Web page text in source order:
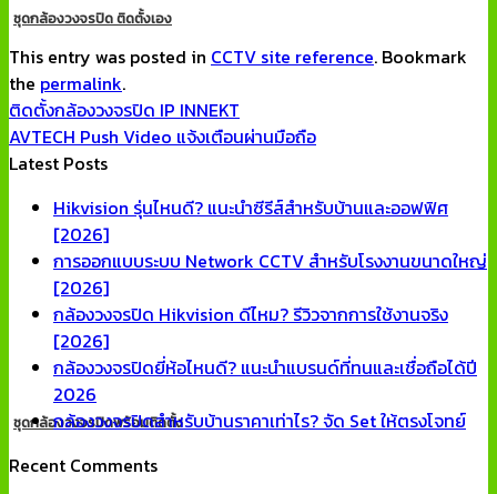
ชุดกล้องวงจรปิด ติดตั้งเอง
ชุดกล้องวงจรปิดพร้อมติดตั้ง
This entry was posted in CCTV site reference. Bookmark
the permalink.
ติดตั้งกล้องวงจรปิด IP INNEKT
AVTECH Push Video แจ้งเตือนผ่านมือถือ
Latest Posts
Hikvision รุ่นไหนดี? แนะนำซีรีส์สำหรับบ้านและออฟฟิศ
[2026]No
Comments
on
Hikvision
รุ่น
ไหน
แนะนำ
รีส์
การออกแบบระบบ Network CCTV สำหรับโรงงานขนาดใหญ่
[2026]No
Comments
on
การ
ระบบ
CCTV
กล้องวงจรปิด Hikvision ดีไหม? รีวิวจากการใช้งานจริง
[2026]No
Comments
กล้อง
Hikvision
กล้องวงจรปิดยี่ห้อไหนดี? แนะนำแบรนด์ที่ทนและเชื่อถือได้ปี
2026
Comments
กล้อง
กล้องวงจรปิดสำหรับบ้านราคาเท่าไร? จัด Set ให้ตรงโจทย์No
Recent Comments